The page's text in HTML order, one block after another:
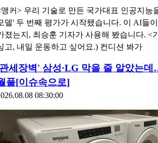
커> 우리 기술로 만든 국가대표 인공지능
델' 두 번째 평가가 시작됐습니다. 이 AI들
졌는지, 최승훈 기자가 사용해 봤습니다. <
고, 내일 운동하고 싶어요.) 컨디션 봐가
세장벽' 삼성·LG 막을 줄 알았는
풀[이슈속으로]
08:30:00